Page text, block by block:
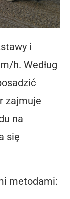
i
h. Według
zajmuje
na
się
metodami: